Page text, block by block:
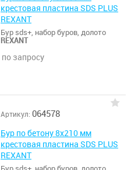
крестовая пластина SDS PLUS
REXANT
Бур sds+, набор буров, долото
REXANT
по запросу
Артикул: 064578
Бур по бетону 8х210 мм
крестовая пластина SDS PLUS
REXANT